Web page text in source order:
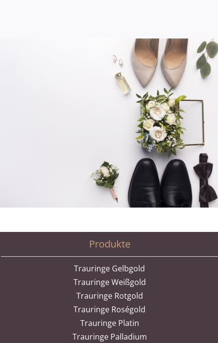
Produkte
Trauringe Gelbgold
Trauringe Weißgold
Trauringe Rotgold
Trauringe Roségold
Trauringe Platin
Trauringe Palladium